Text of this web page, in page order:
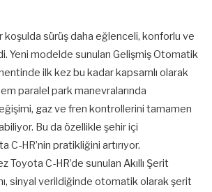
koşulda sürüş daha eğlenceli, konforlu ve
Yeni modelde sunulan Gelişmiş Otomatik
ilk kez bu kadar kapsamlı olarak
paralel park manevralarında
gaz ve fren kontrollerini tamamen
Bu da özellikle şehir içi
C-HR’nin pratikliğini artırıyor.
Toyota C-HR’de sunulan Akıllı Şerit
sinyal verildiğinde otomatik olarak şerit